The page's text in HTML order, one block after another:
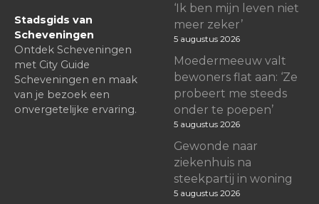
Stadsgids van
Scheveningen
Ontdek Scheveningen
met City Guide
Scheveningen en maak
van je bezoek een
onvergetelijke ervaring.
‘Ik ben mijn leven niet
meer zeker’
5 augustus 2026
Moedermeeuw valt
bewoners flat aan: ‘Ze
probeert me steeds
onder te poepen’
5 augustus 2026
Gewonde naar
ziekenhuis na
steekpartij in woning
5 augustus 2026